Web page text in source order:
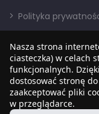
Polityka
RODO
BIP
Nasza strona
ciasteczka) w celach
funkcjonalnych.
dostosować stronę
zaakceptować pliki
w przeglądarce.